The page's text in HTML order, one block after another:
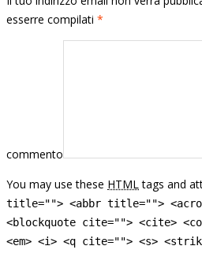
esserre compilati *
commento
You may use these HTML tags and
title=""> <abbr title="">
<blockquote cite=""> <cite>
<em> <i> <q cite=""> <s>